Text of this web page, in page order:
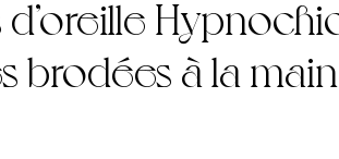
brodées à la main